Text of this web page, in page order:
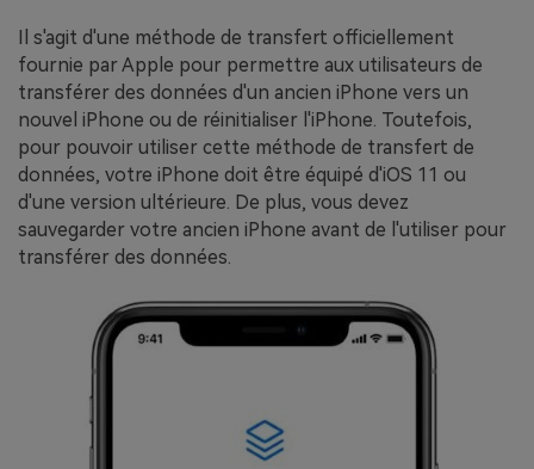
Il s'agit d'une méthode de transfert officiellement
fournie par Apple pour permettre aux utilisateurs de
transférer des données d'un ancien iPhone vers un
nouvel iPhone ou de réinitialiser l'iPhone. Toutefois,
pour pouvoir utiliser cette méthode de transfert de
données, votre iPhone doit être équipé d'iOS 11 ou
d'une version ultérieure. De plus, vous devez
sauvegarder votre ancien iPhone avant de l'utiliser pour
transférer des données.